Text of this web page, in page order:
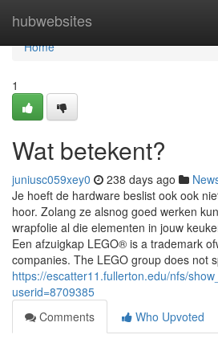
hubwebsites
Home
Home
1
Wat betekent?
juniusc059xey0 238 days ago
Je hoeft de hardware beslist ook ook
hoor. Zolang ze alsnog goed werken
wrapfolie al die elementen in jouw
Een afzuigkap LEGO® is a trademark
companies. The LEGO group does not
https://escatter11.fullerton.edu/nfs/
userid=8709385
Comments
Who Upvoted